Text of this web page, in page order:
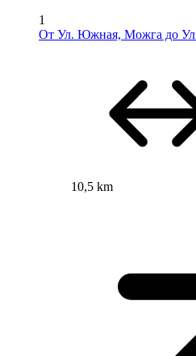
1
От Ул. Южная, Можга до
10,5 km